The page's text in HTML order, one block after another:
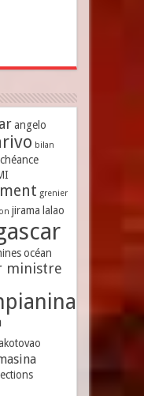
angelo
bilan
grenier
jirama lalao
océan
ministre